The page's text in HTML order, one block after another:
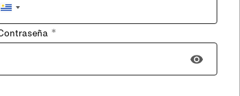
Uruguay
+598
*